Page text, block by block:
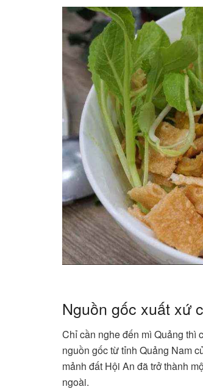
Nguồn gốc xuất xứ
Chỉ cần nghe đến mì Quảng thì
nguồn gốc từ tỉnh Quảng Nam
mảnh đất Hội An đã trở thành
ngoài.